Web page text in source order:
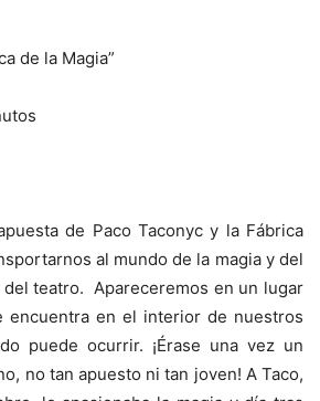
de la Magia”
de Paco Taconyc y la Fábrica
al mundo de la magia y del
teatro. Apareceremos en un lugar
encuentra en el interior de nuestros
puede ocurrir. ¡Érase una vez un
no tan apuesto ni tan joven! A Taco,